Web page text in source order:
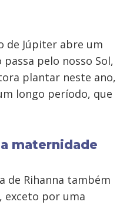
de Júpiter abre um
pelo nosso Sol,
plantar neste ano,
longo período, que
maternidade
de Rihanna também
exceto por uma